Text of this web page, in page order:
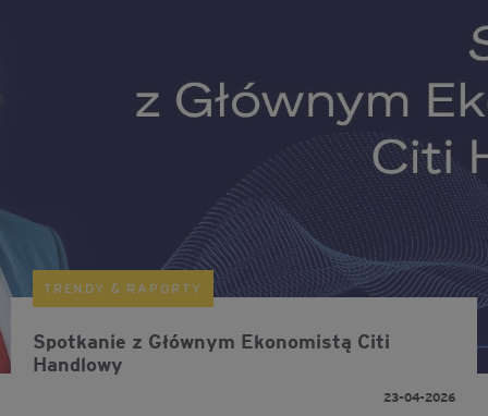
TRENDY & RAPORTY
Spotkanie z Głównym Ekonomistą Citi
Handlowy
23-04-2026